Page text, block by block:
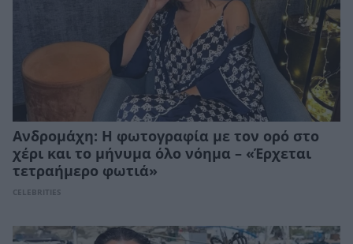
Ανδρομάχη: Η φωτογραφία με τον ορό στο
χέρι και το μήνυμα όλο νόημα – «Έρχεται
τετραήμερο φωτιά»
CELEBRITIES